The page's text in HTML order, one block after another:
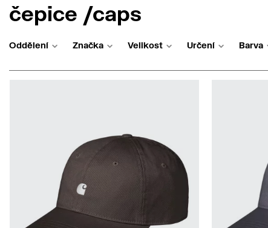
čepice /caps
Oddělení Značka Velikost Určení Barva